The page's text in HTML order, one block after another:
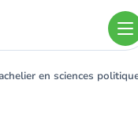
en sciences